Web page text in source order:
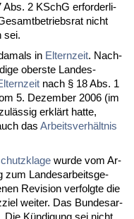
Abs. 2 KSchG er­for­der­li­
nicht
sei.
in El­tern­zeit. Nach­
obers­te Lan­des­
nach § 18 Abs. 1
5. De­zem­ber 2006 (im
erklärt hat­te,
das Ar­beits­verhält­nis
wur­de vom Ar­
zum Lan­des­ar­beits­ge­
Re­vi­si­on ver­folg­te die
wei­ter. Das Bun­des­ar­